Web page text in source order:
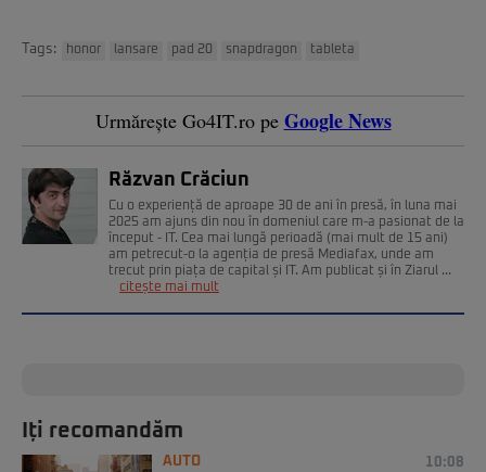
Tags: honor lansare pad 20 snapdragon tableta
Urmărește Go4IT.ro pe Google News
Răzvan Crăciun
Cu o experiență de aproape 30 de ani în presă, în luna mai
2025 am ajuns din nou în domeniul care m-a pasionat de la
început - IT. Cea mai lungă perioadă (mai mult de 15 ani)
am petrecut-o la agenția de presă Mediafax, unde am
trecut prin piața de capital și IT. Am publicat și în Ziarul ...
citește mai mult
Iți recomandăm
AUTO 10:08